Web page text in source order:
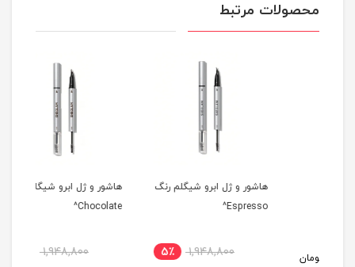
محصولات مرتبط
هاشور و ژل ابرو شیگلم رنگ
Espresso^
1,948,800 5٪
هاشور و ژل ابرو شیگلم رنگ
Chocolate^
1,948,800 5٪